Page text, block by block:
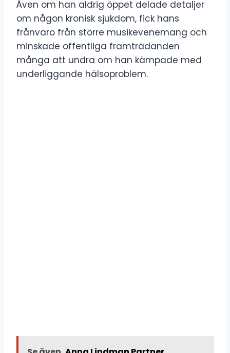
Även om han aldrig öppet delade detaljer
om någon kronisk sjukdom, fick hans
frånvaro från större musikevenemang och
minskade offentliga framträdanden
många att undra om han kämpade med
underliggande hälsoproblem.